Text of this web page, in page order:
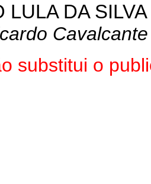
LULA DA SILVA
substitui o